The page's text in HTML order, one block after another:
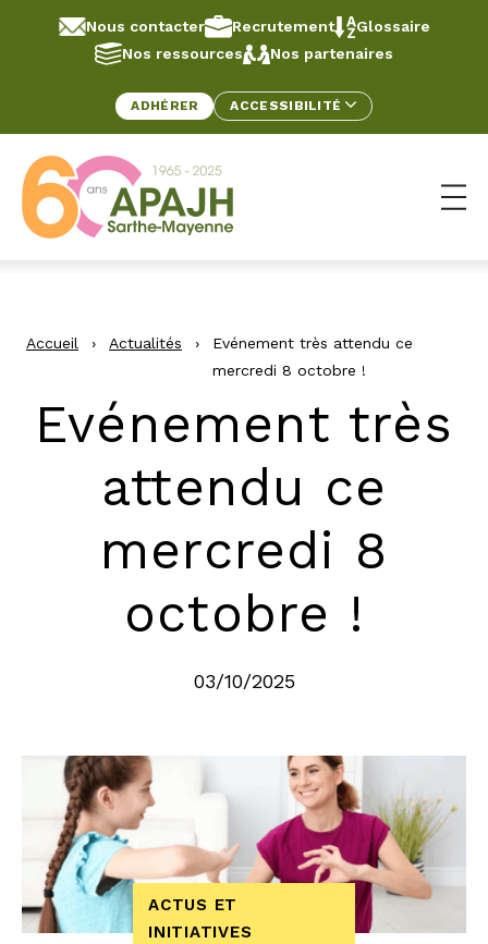
Aller au contenu
Nous contacter Recrutement
Glossaire
Nos ressources
Nos partenaires
ADHÉRER ACCESSIBILITÉ
Accueil › Actualités ›
Evénement très attendu ce
mercredi 8 octobre !
Evénement très
attendu ce
mercredi 8
octobre !
03/10/2025
ACTUS ET
INITIATIVES
Panneau de gestion des cookies